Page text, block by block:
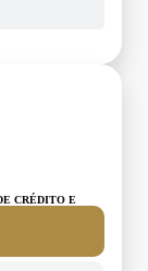
CRÉDITO E